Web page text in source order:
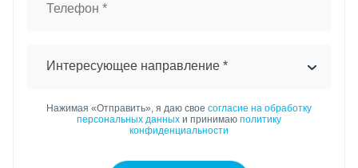
Интересующее направление *
Нажимая «Отправить», я даю свое согласие на обработку
персональных данных и принимаю политику
конфиденциальности